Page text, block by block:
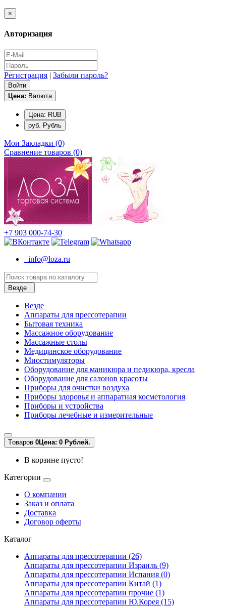
×
Авторизация
Регистрация | Забыли пароль?
Цена: Валюта
Цена: RUB
руб. Рубль
Мои Закладки (0)
Сравнение товаров (0)
+7 903 000-74-30
info@loza.ru
Везде
Везде
Аппараты для прессотерапии
Бытовая техника
Массажное оборудование
Массажные столы
Медицинское оборудование
Миостимуляторы
Оборудование для маникюра и педикюра, кресла
Оборудование для салонов красоты
Приборы для очистки воздуха
Приборы здоровья и аппаратная косметология
Приборы и устройства
Приборы лечебные и измерительные
Tоваров 0Цена: 0 Рублей.
В корзине пусто!
Категории
О компании
Заказ и оплата
Доставка
Договор оферты
Каталог
Аппараты для прессотерапии (26)
Аппараты для прессотерапии Израиль (9)
Аппараты для прессотерапии Испания (0)
Аппараты для прессотерапии Китай (1)
Аппараты для прессотерапии прочие (1)
Аппараты для прессотерапии Ю.Корея (15)